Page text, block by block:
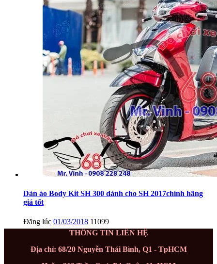
Dàn áo Body Kit SH 300 dành cho SH 2017chính hãng
giá tốt
Đăng lúc 01/03/2018 11099
THÔNG TIN LIÊN HỆ
Địa chỉ: 68/20 Nguyễn Thái Bình, Q1 - TpHCM